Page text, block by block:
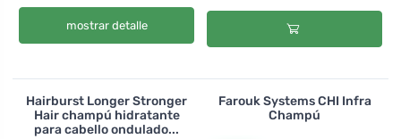
mostrar detalle
Hairburst Longer Stronger
Hair champú hidratante
para cabello ondulado...
Farouk Systems CHI Infra
Champú